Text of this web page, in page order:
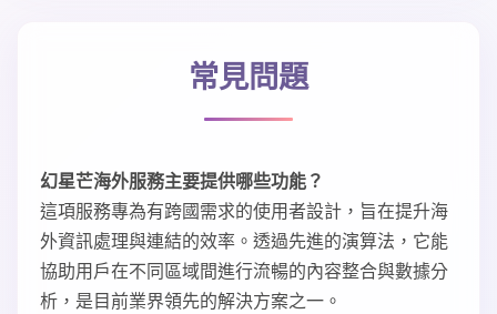
常見問題
幻星芒海外服務主要提供哪些功能？
這項服務專為有跨國需求的使用者設計，旨在提升海
外資訊處理與連結的效率。透過先進的演算法，它能
協助用戶在不同區域間進行流暢的內容整合與數據分
析，是目前業界領先的解決方案之一。